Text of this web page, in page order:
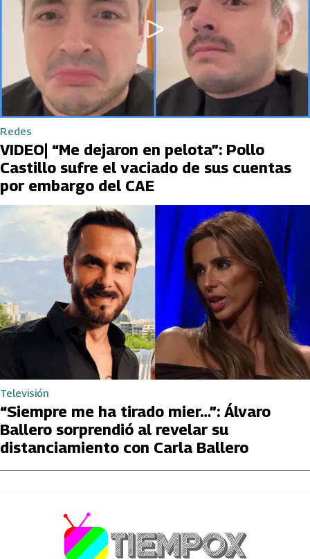
Redes
VIDEO| “Me dejaron en pelota”: Pollo
Castillo sufre el vaciado de sus cuentas
por embargo del CAE
Televisión
“Siempre me ha tirado mier…”: Álvaro
Ballero sorprendió al revelar su
distanciamiento con Carla Ballero